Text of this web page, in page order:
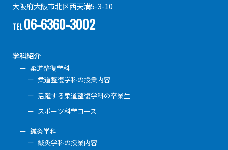
大阪府大阪市北区西天満5-3-10
TEL06-6360-3002
学科紹介
柔道整復学科
柔道整復学科の授業内容
活躍する柔道整復学科の卒業生
スポーツ科学コース
鍼灸学科
鍼灸学科の授業内容